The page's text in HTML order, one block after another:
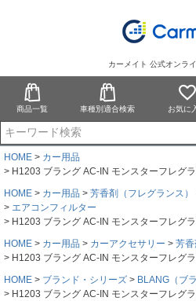
カーメイト 公式オンラ
商品一覧 車種別適合検索 お気に
HOME
カー用品
H1203 ブラング AC-IN モンスターフレグ
HOME
カー用品 芳香剤（フレグランス）
エアコンフィルター
H1203 ブラング AC-IN モンスターフレグ
HOME
カー用品 カーアクセサリー
芳香
H1203 ブラング AC-IN モンスターフレグ
HOME
ブランド・シリーズ
BLANG（ブ
H1203 ブラング AC-IN モンスターフレグ